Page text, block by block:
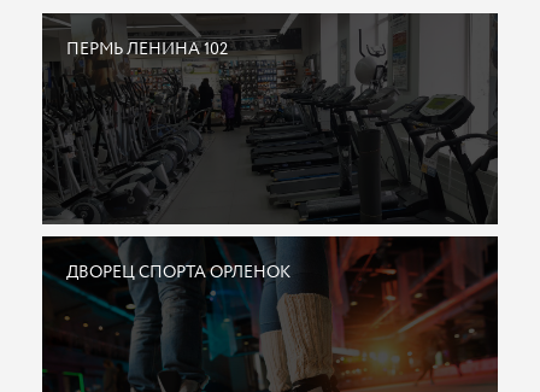
ПЕРМЬ ЛЕНИНА 102
ДВОРЕЦ СПОРТА ОРЛЕНОК